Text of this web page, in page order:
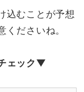
込むことが予想
ださいね。
ェック▼